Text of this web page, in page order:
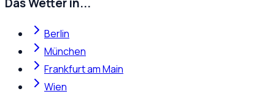
Berlin
München
Frankfurt am Main
Wien